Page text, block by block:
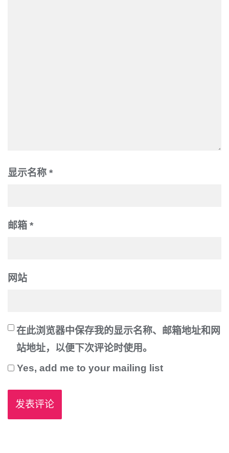
显示名称 *
邮箱 *
网站
在此浏览器中保存我的显示名称、邮箱地址和网
站地址，以便下次评论时使用。
Yes, add me to your mailing list